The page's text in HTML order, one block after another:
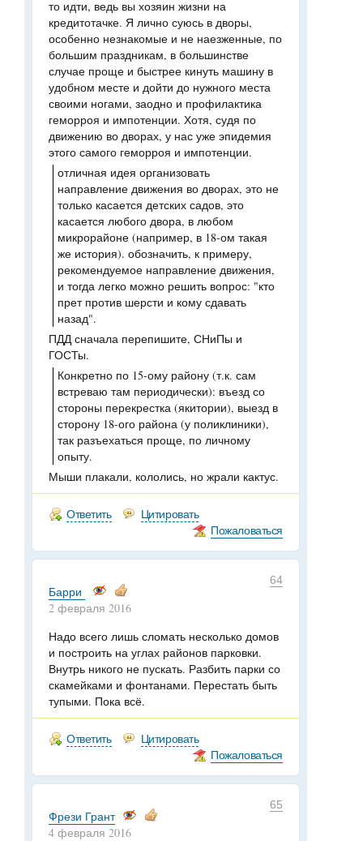
то идти, ведь вы хозяин жизни на
кредитотачке. Я лично суюсь в дворы,
особенно незнакомые и не наезженные, по
большим праздникам, в большинстве
случае проще и быстрее кинуть машину в
удобном месте и дойти до нужного места
своими ногами, заодно и профилактика
геморроя и импотенции. Хотя, судя по
движению во дворах, у нас уже эпидемия
этого самого геморроя и импотенции.
отличная идея организовать
направление движения во дворах, это не
только касается детских садов, это
касается любого двора, в любом
микрорайоне (например, в 18-ом такая
же история). обозначить, к примеру,
рекомендуемое направление движения,
и тогда легко можно решить вопрос: "кто
прет против шерсти и кому сдавать
назад".
ПДД сначала перепишите, СНиПы и
ГОСТы.
Конкретно по 15-ому району (т.к. сам
встреваю там периодически): въезд со
стороны перекрестка (якитории), выезд в
сторону 18-ого района (у поликлиники),
так разъехаться проще, по личному
опыту.
Мыши плакали, кололись, но жрали кактус.
Ответить
Цитировать
Пожаловаться
64
Барри
2 февраля 2016
Надо всего лишь сломать несколько домов
и построить на углах районов парковки.
Внутрь никого не пускать. Разбить парки со
скамейками и фонтанами. Перестать быть
тупыми. Пока всё.
Ответить
Цитировать
Пожаловаться
65
Фрези Грант
4 февраля 2016